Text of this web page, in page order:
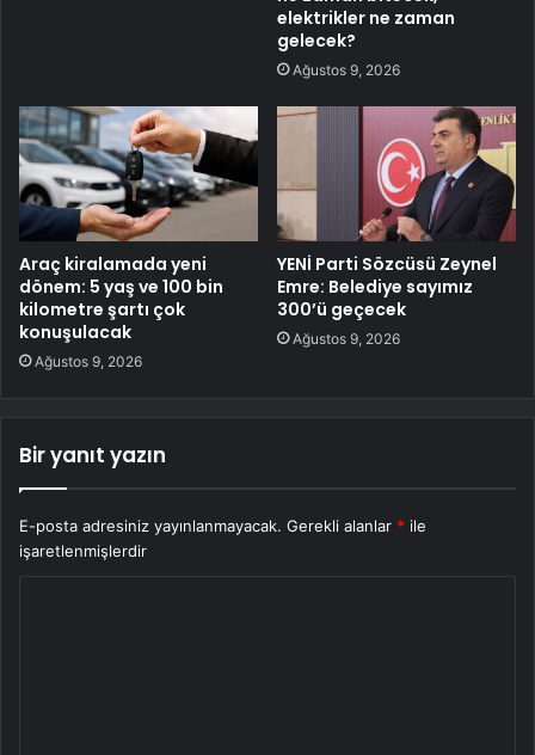
elektrikler ne zaman
gelecek?
Ağustos 9, 2026
Araç kiralamada yeni
dönem: 5 yaş ve 100 bin
kilometre şartı çok
konuşulacak
Ağustos 9, 2026
YENİ Parti Sözcüsü Zeynel
Emre: Belediye sayımız
300’ü geçecek
Ağustos 9, 2026
Bir yanıt yazın
E-posta adresiniz yayınlanmayacak. Gerekli alanlar * ile
işaretlenmişlerdir